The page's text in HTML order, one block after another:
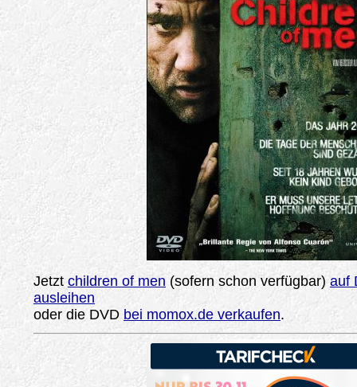
Jetzt children of men (sofern schon verfügbar)auf
ausleihen
oder die DVD bei momox.de verkaufen.